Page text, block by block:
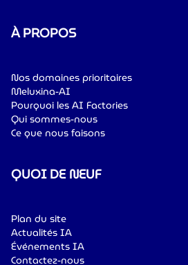
À PROPOS
Nos domaines prioritaires
Meluxina-AI
Pourquoi les AI Factories
Qui sommes-nous
Ce que nous faisons
QUOI DE NEUF
Plan du site
Actualités IA
Événements IA
Contactez-nous